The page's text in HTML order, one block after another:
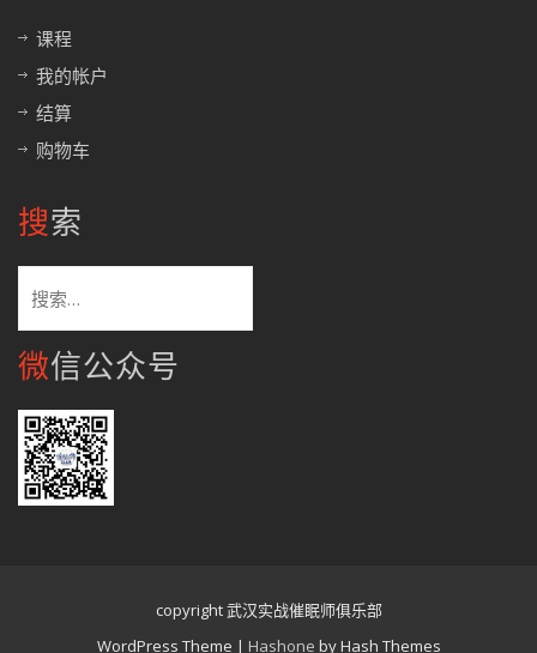
课程
我的帐户
结算
购物车
搜索
索：
微信公众号
copyright 武汉实战催眠师俱乐部
WordPress Theme | Hashone by Hash Themes